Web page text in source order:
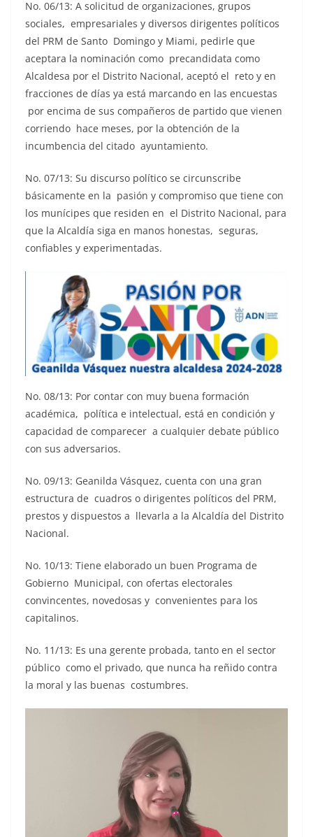
No. 06/13: A solicitud de organizaciones, grupos
sociales, empresariales y diversos dirigentes políticos
del PRM de Santo Domingo y Miami, pedirle que
aceptara la nominación como precandidata como
Alcaldesa por el Distrito Nacional, aceptó el reto y en
fracciones de días ya está marcando en las encuestas
por encima de sus compañeros de partido que vienen
corriendo hace meses, por la obtención de la
incumbencia del citado ayuntamiento.
No. 07/13: Su discurso político se circunscribe
básicamente en la pasión y compromiso que tiene con
los munícipes que residen en el Distrito Nacional, para
que la Alcaldía siga en manos honestas, seguras,
confiables y experimentadas.
No. 08/13: Por contar con muy buena formación
académica, política e intelectual, está en condición y
capacidad de comparecer a cualquier debate público
con sus adversarios.
No. 09/13: Geanilda Vásquez, cuenta con una gran
estructura de cuadros o dirigentes políticos del PRM,
prestos y dispuestos a llevarla a la Alcaldía del Distrito
Nacional.
No. 10/13: Tiene elaborado un buen Programa de
Gobierno Municipal, con ofertas electorales
convincentes, novedosas y convenientes para los
capitalinos.
No. 11/13: Es una gerente probada, tanto en el sector
público como el privado, que nunca ha reñido contra
la moral y las buenas costumbres.